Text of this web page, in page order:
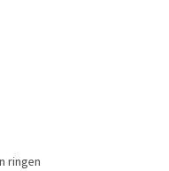
ringen